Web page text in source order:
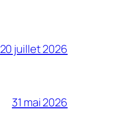
20 juillet 2026
31 mai 2026